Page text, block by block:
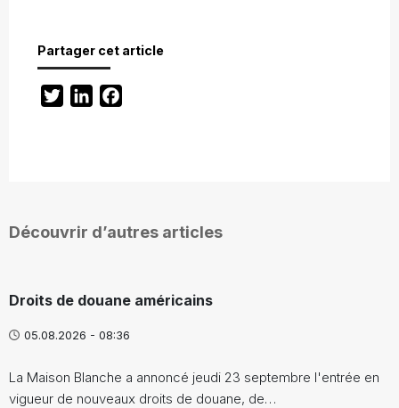
Partager cet article
TwitterLinkedIn
Découvrir d’autres articles
Droits de douane américains
05.08.2026 - 08:36
La Maison Blanche a annoncé jeudi 23 septembre l'entrée en
vigueur de nouveaux droits de douane, de…